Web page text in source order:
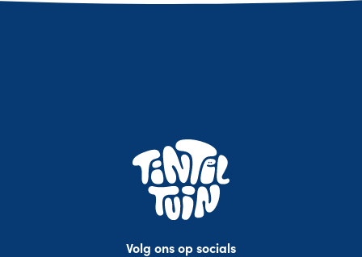
Volg ons op socials